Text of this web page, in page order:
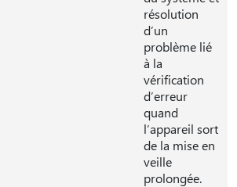
résolution
d’un
problème lié
à la
vérification
d’erreur
quand
l’appareil sort
de la mise en
veille
prolongée.